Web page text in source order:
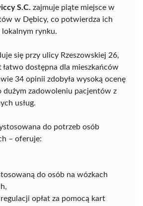
S.C. zajmuje piąte miejsce w
w Dębicy, co potwierdza ich
lokalnym rynku.
się przy ulicy Rzeszowskiej 26,
łatwo dostępna dla mieszkańców
34 opinii zdobyła wysoką ocenę
dużym zadowoleniu pacjentów z
usług.
do potrzeb osób
– oferuje:
do osób na wózkach
opłat za pomocą kart